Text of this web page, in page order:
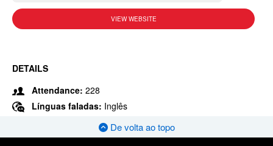
VIEW WEBSITE
DETAILS
Attendance: 228
Línguas faladas: Inglês
De volta ao topo